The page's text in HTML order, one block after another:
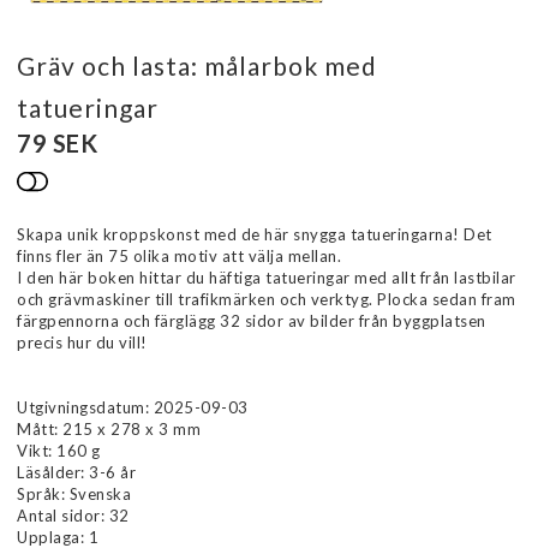
Gräv och lasta: målarbok med
tatueringar
79 SEK
Lägg till i favoritlistan
Skapa unik kroppskonst med de här snygga tatueringarna! Det
finns fler än 75 olika motiv att välja mellan.
I den här boken hittar du häftiga tatueringar med allt från lastbilar
och grävmaskiner till trafikmärken och verktyg. Plocka sedan fram
färgpennorna och färglägg 32 sidor av bilder från byggplatsen
precis hur du vill!
Utgivningsdatum: 2025-09-03
Mått: 215 x 278 x 3 mm
Vikt: 160 g
Läsålder: 3-6 år
Språk: Svenska
Antal sidor: 32
Upplaga: 1